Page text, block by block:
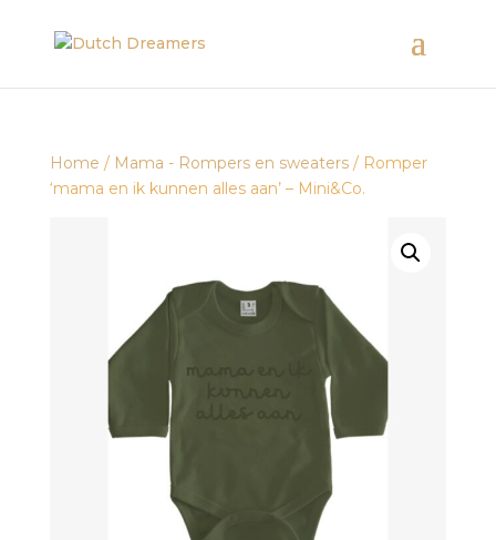
Home / Mama - Rompers en sweaters/ Romper
‘mama en ik kunnen alles aan’ – Mini&Co.